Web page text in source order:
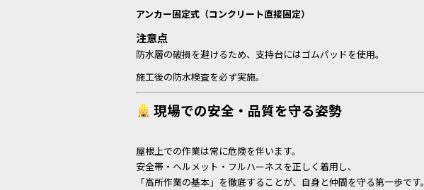
アンカー固定式（コンクリート直接固定）
注意点
防水層の破損を避けるため、支持台にはゴムパッドを使用。
施工後の防水検査を必ず実施。
現場での安全・品質を守る姿勢
屋根上での作業は常に危険を伴います。
安全帯・ヘルメット・フルハーネスを正しく着用し、
「高所作業の基本」を徹底することが、自身と仲間を守る第一歩です。